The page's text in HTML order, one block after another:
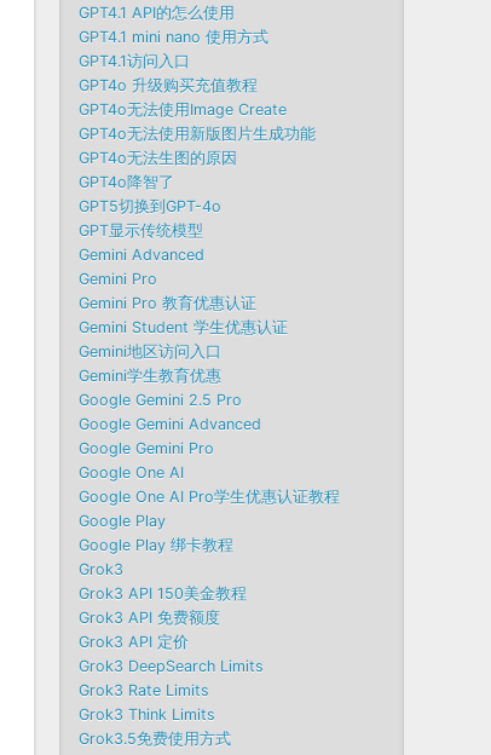
GPT4.1 API的怎么使用
GPT4.1 mini nano 使用方式
GPT4.1访问入口
GPT4o 升级购买充值教程
GPT4o无法使用Image Create
GPT4o无法使用新版图片生成功能
GPT4o无法生图的原因
GPT4o降智了
GPT5切换到GPT-4o
GPT显示传统模型
Gemini Advanced
Gemini Pro
Gemini Pro 教育优惠认证
Gemini Student 学生优惠认证
Gemini地区访问入口
Gemini学生教育优惠
Google Gemini 2.5 Pro
Google Gemini Advanced
Google Gemini Pro
Google One AI
Google One AI Pro学生优惠认证教程
Google Play
Google Play 绑卡教程
Grok3
Grok3 API 150美金教程
Grok3 API 免费额度
Grok3 API 定价
Grok3 DeepSearch Limits
Grok3 Rate Limits
Grok3 Think Limits
Grok3.5免费使用方式